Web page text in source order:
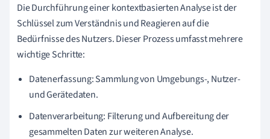
Die Durchführung einer kontextbasierten Analyse ist der
Schlüssel zum Verständnis und Reagieren auf die
Bedürfnisse des Nutzers. Dieser Prozess umfasst mehrere
wichtige Schritte:
Datenerfassung: Sammlung von Umgebungs-, Nutzer-
und Gerätedaten.
Datenverarbeitung: Filterung und Aufbereitung der
gesammelten Daten zur weiteren Analyse.